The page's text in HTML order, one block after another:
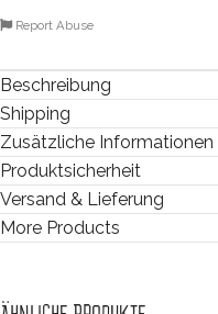
Report Abuse
Beschreibung
Shipping
Zusätzliche Informationen
Produktsicherheit
Versand & Lieferung
More Products